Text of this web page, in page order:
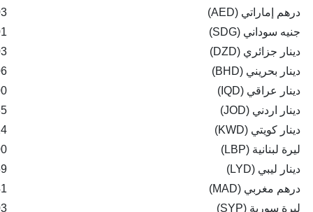
درهم إماراتي (AED)
جنيه سوداني (SDG)
دينار جزائري (DZD)
دينار بحريني (BHD)
دينار عراقي (IQD)
دينار اردني (JOD)
دينار كويتي (KWD)
ليرة لبنانية (LBP)
دينار ليبي (LYD)
درهم مغربي (MAD)
ليرة سورية (SYP)